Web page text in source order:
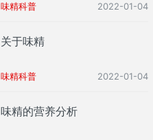
味精科普 2022-01-04
关于味精
味精科普 2022-01-04
味精的营养分析